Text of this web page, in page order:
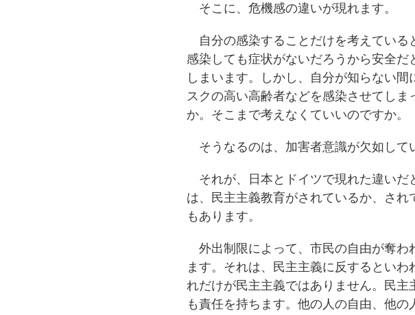
そこに、危機感の違いが現れます。
自分の感染することだけを考えている
感染しても症状がないだろうから安全だ
しまいます。しかし、自分が知らない間
スクの高い高齢者などを感染させてしま
か。そこまで考えなくていいのですか。
そうなるのは、加害者意識が欠如して
それが、日本とドイツで現れた違いだ
は、民主主義教育がされているか、され
もあります。
外出制限によって、市民の自由が奪わ
ます。それは、民主主義に反するといわ
れだけが民主主義ではありません。民主
も責任を持ちます。他の人の自由、他の